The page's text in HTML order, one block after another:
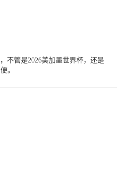
不管是2026美加墨世界杯，还是
。